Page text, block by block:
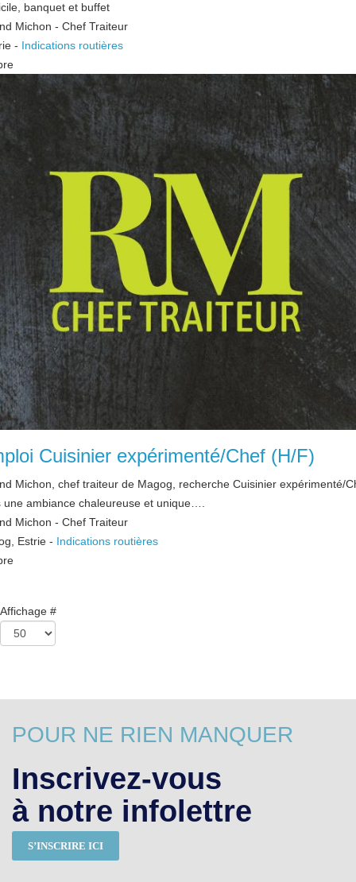
banquet et buffet
Michon - Chef Traiteur
- Indications routières
Cuisinier expérimenté/Chef (H/F)
Michon, chef traiteur de Magog, recherche Cuisinier expérimenté/
une ambiance chaleureuse et unique….
Michon - Chef Traiteur
, Estrie - Indications routières
Affichage #
POUR NE RIEN MANQUER
Inscrivez-vous
à notre infolettre
S’INSCRIRE ICI